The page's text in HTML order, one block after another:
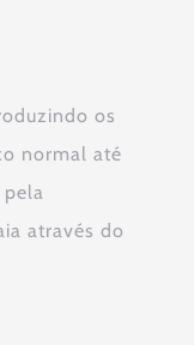
os
normal até
através do